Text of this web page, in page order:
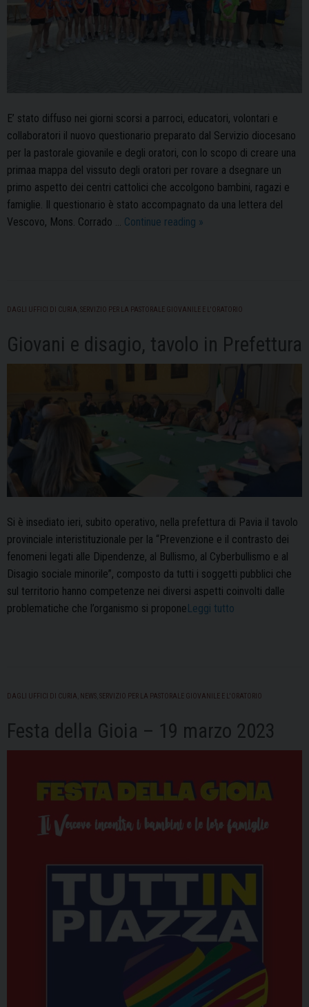
E’ stato diffuso nei giorni scorsi a parroci, educatori, volontari e
collaboratori il nuovo questionario preparato dal Servizio diocesano
per la pastorale giovanile e degli oratori, con lo scopo di creare una
primaa mappa del vissuto degli oratori per rovare a dsegnare un
primo aspetto dei centri cattolici che accolgono bambini, ragazi e
famiglie. Il questionario è stato accompagnato da una lettera del
Vescovo, Mons. Corrado … Continue reading Oratori:
nuovo
educativo
»
DAGLI UFFICI DI CURIA SERVIZIO PER LA PASTORALE GIOVANILE E L'ORATORIO
Giovani e disagio, tavolo in Prefettura
Si è insediato ieri, subito operativo, nella prefettura di Pavia il tavolo
provinciale interistituzionale per la “Prevenzione e il contrasto dei
fenomeni legati alle Dipendenze, al Bullismo, al Cyberbullismo e al
Disagio sociale minorile”, composto da tutti i soggetti pubblici che
sul territorio hanno competenze nei diversi aspetti coinvolti dalle
problematiche che l’organismo si proponeLeggi tutto
Prefettura”
DAGLI UFFICI DI CURIA NEWS SERVIZIO PER LA PASTORALE GIOVANILE E L'ORATORIO
Festa della Gioia – 19 marzo 2023